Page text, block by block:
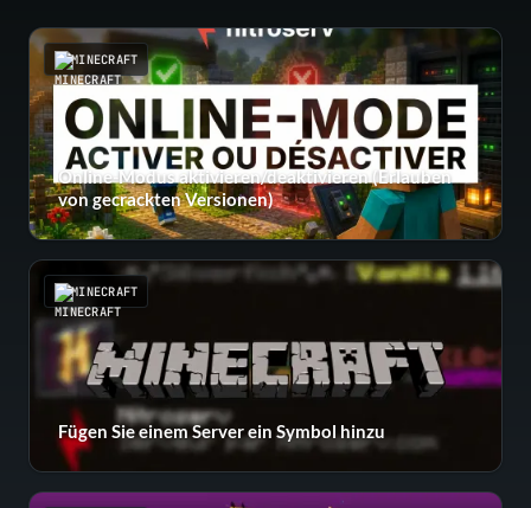
MINECRAFT
Online-Modus aktivieren/deaktivieren (Erlauben
von gecrackten Versionen)
MINECRAFT
Fügen Sie einem Server ein Symbol hinzu